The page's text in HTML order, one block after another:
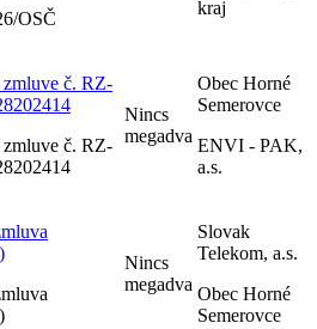
OSČ
kraj
č. RZ-
č. RZ-
Nincs
megadva
Obec Horné
Semerovce
ENVI - PAK,
a.s.
Nincs
megadva
Slovak
Telekom, a.s.
Obec Horné
Semerovce